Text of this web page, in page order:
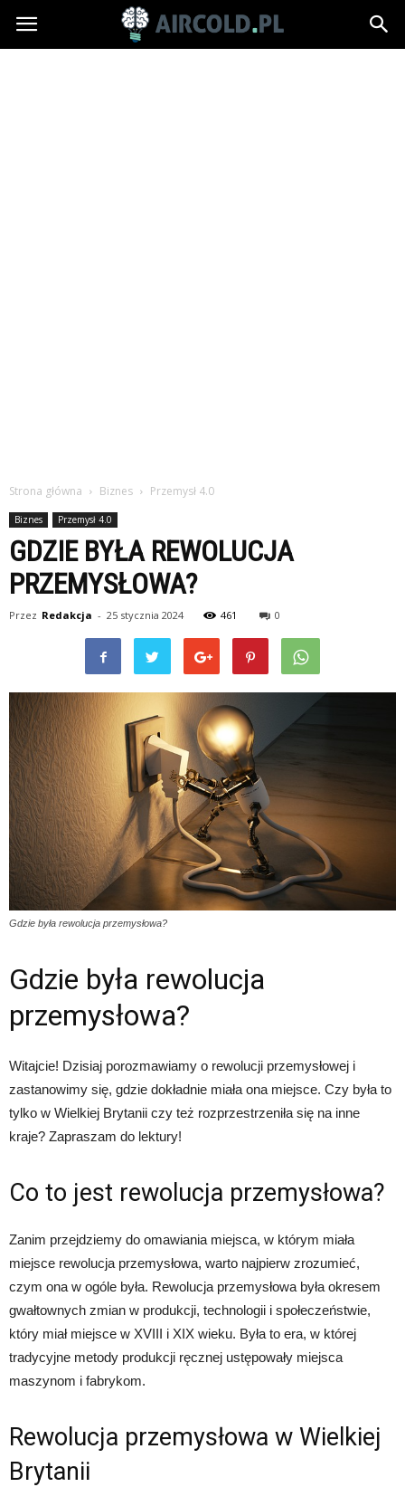
Aircold.pl
Strona główna Biznes Przemysł 4.0
Biznes Przemysł 4.0
GDZIE BYŁA REWOLUCJA
PRZEMYSŁOWA?
Przez Redakcja - 25 stycznia 2024 461 0
Gdzie była rewolucja przemysłowa?
Gdzie była rewolucja
przemysłowa?
Witajcie! Dzisiaj porozmawiamy o rewolucji przemysłowej i
zastanowimy się, gdzie dokładnie miała ona miejsce. Czy była to
tylko w Wielkiej Brytanii czy też rozprzestrzeniła się na inne
kraje? Zapraszam do lektury!
Co to jest rewolucja przemysłowa?
Zanim przejdziemy do omawiania miejsca, w którym miała
miejsce rewolucja przemysłowa, warto najpierw zrozumieć,
czym ona w ogóle była. Rewolucja przemysłowa była okresem
gwałtownych zmian w produkcji, technologii i społeczeństwie,
który miał miejsce w XVIII i XIX wieku. Była to era, w której
tradycyjne metody produkcji ręcznej ustępowały miejsca
maszynom i fabrykom.
Rewolucja przemysłowa w Wielkiej
Brytanii